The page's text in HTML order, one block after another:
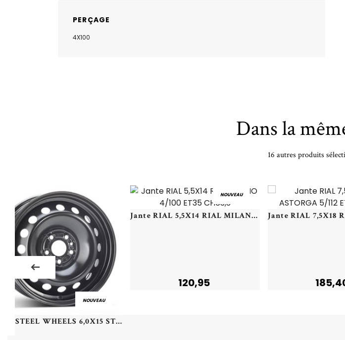
PERÇAGE
4X100
Dans la
16 autres produits
NOUVEAU
Jante STEEL WHEELS 6,0X15 STEEL WHEEL 8737 5/098 ET39 CH58,1
NOUVEAU
Jante RIAL 5,5X14 RIAL MILANO 4/100 ET35 CH63,3
120,95